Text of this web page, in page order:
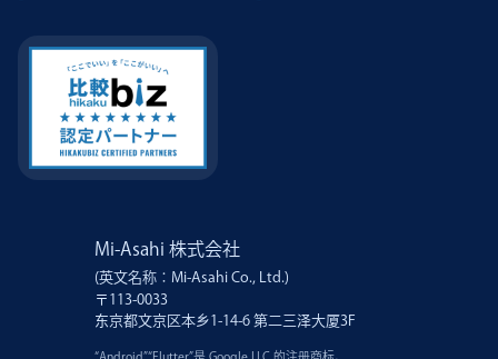
Mi-Asahi 株式会社
(英文名称：Mi-Asahi Co., Ltd.)
〒113-0033
东京都文京区本乡1-14-6 第二三泽大厦3F
“Android”“Flutter”是 Google LLC 的注册商标。